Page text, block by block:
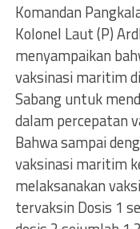
Komandan
Kolonel Laut (P)
menyampaikan
vaksinasi maritim
Sabang untuk
dalam percepatan
Bahwa sampai
vaksinasi maritim
melaksanakan
tervaksin Dosis 1